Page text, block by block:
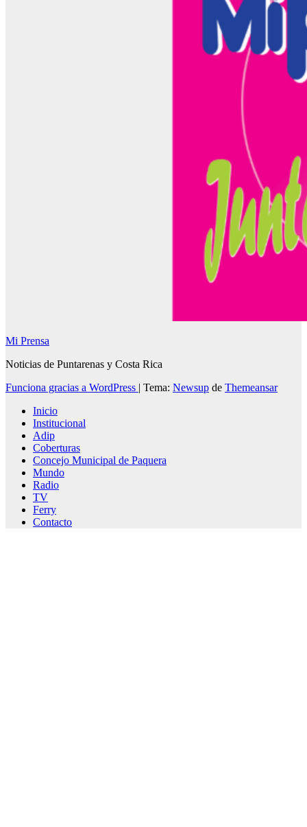
Mi Prensa
Noticias de Puntarenas y Costa Rica
Funciona gracias a WordPress | Tema: Newsup de Themeansar
Inicio
Institucional
Adip
Coberturas
Concejo Municipal de Paquera
Mundo
Radio
TV
Ferry
Contacto